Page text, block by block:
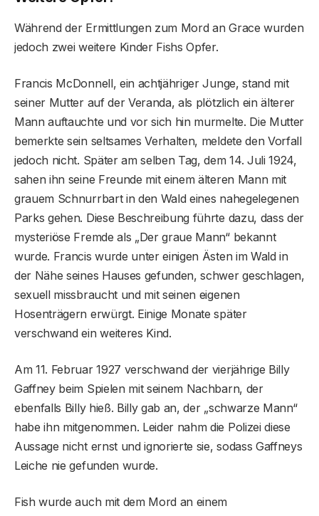
Während der Ermittlungen zum Mord an Grace wurden
jedoch zwei weitere Kinder Fishs Opfer.
Francis McDonnell, ein achtjähriger Junge, stand mit
seiner Mutter auf der Veranda, als plötzlich ein älterer
Mann auftauchte und vor sich hin murmelte. Die Mutter
bemerkte sein seltsames Verhalten, meldete den Vorfall
jedoch nicht. Später am selben Tag, dem 14. Juli 1924,
sahen ihn seine Freunde mit einem älteren Mann mit
grauem Schnurrbart in den Wald eines nahegelegenen
Parks gehen. Diese Beschreibung führte dazu, dass der
mysteriöse Fremde als „Der graue Mann“ bekannt
wurde. Francis wurde unter einigen Ästen im Wald in
der Nähe seines Hauses gefunden, schwer geschlagen,
sexuell missbraucht und mit seinen eigenen
Hosenträgern erwürgt. Einige Monate später
verschwand ein weiteres Kind.
Am 11. Februar 1927 verschwand der vierjährige Billy
Gaffney beim Spielen mit seinem Nachbarn, der
ebenfalls Billy hieß. Billy gab an, der „schwarze Mann“
habe ihn mitgenommen. Leider nahm die Polizei diese
Aussage nicht ernst und ignorierte sie, sodass Gaffneys
Leiche nie gefunden wurde.
Fish wurde auch mit dem Mord an einem